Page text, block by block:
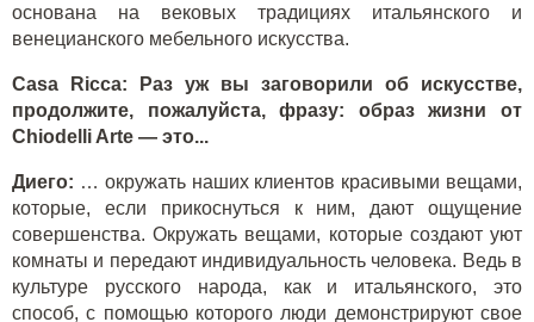
основана на вековых традициях итальянского и
венецианского мебельного искусства.
Casa Ricca: Раз уж вы заговорили об искусстве,
продолжите, пожалуйста, фразу: образ жизни от
Сhiodelli Arte — это...
Диего: … окружать наших клиентов красивыми вещами,
которые, если прикоснуться к ним, дают ощущение
совершенства. Окружать вещами, которые создают уют
комнаты и передают индивидуальность человека. Ведь в
культуре русского народа, как и итальянского, это
способ, с помощью которого люди демонстрируют свое